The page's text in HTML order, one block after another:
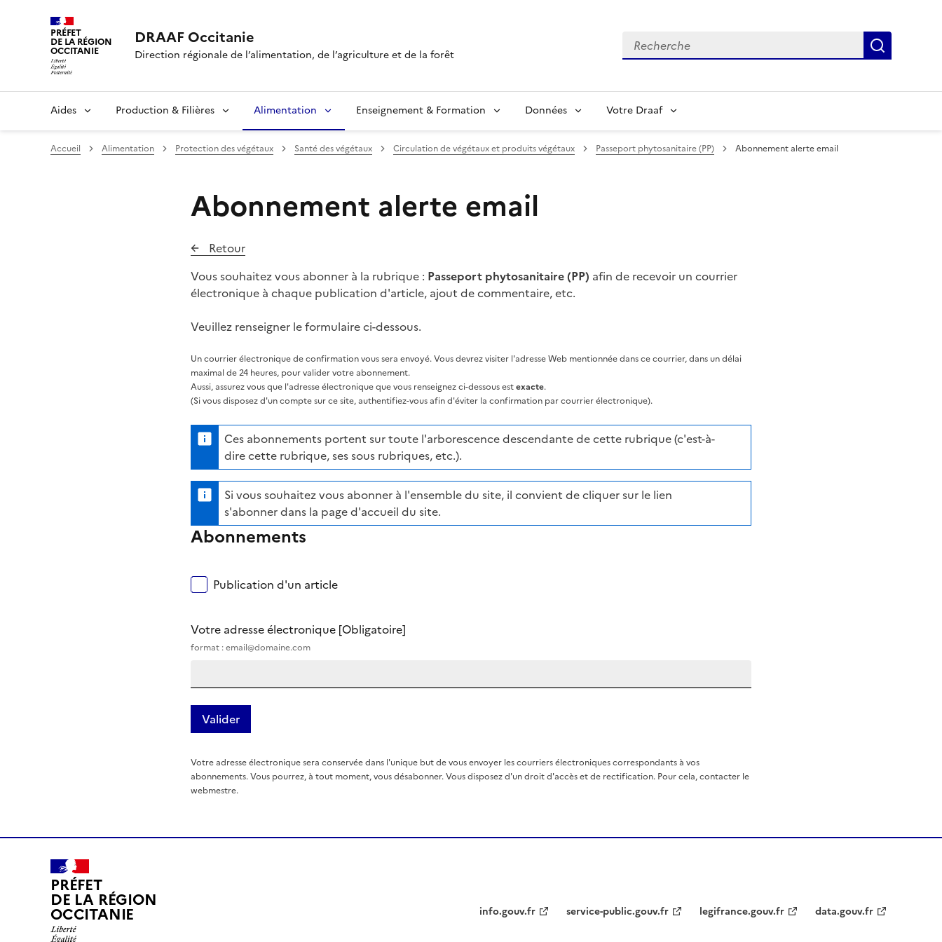
PRÉFET
DE LA RÉGION
OCCITANIE
DRAAF Occitanie
Direction régionale de l’alimentation, de l’agriculture et de la forêt
Recherche
Aides Production & Filières Alimentation Enseignement & Formation Données Votre Draaf
Accueil Alimentation Protection des végétaux Santé des végétaux Circulation de végétaux et produits végétaux Passeport phytosanitaire (PP) Abonnement alerte email
Abonnement alerte email
Retour
Vous souhaitez vous abonner à la rubrique : Passeport phytosanitaire (PP) afin de recevoir un courrier
électronique à chaque publication d'article, ajout de commentaire, etc.
Veuillez renseigner le formulaire ci-dessous.
Un courrier électronique de confirmation vous sera envoyé. Vous devrez visiter l'adresse Web mentionnée dans ce courrier, dans un délai
maximal de 24 heures, pour valider votre abonnement.
Aussi, assurez vous que l'adresse électronique que vous renseignez ci-dessous estexacte.
(Si vous disposez d'un compte sur ce site, authentifiez-vous afin d'éviter la confirmation par courrier électronique).
Ces abonnements portent sur toute l'arborescence descendante de cette rubrique (c'est-à-
dire cette rubrique, ses sous rubriques, etc.).
Si vous souhaitez vous abonner à l'ensemble du site, il convient de cliquer sur le lien
s'abonner dans la page d'accueil du site.
Abonnements
Publication d'un article
Votre adresse électronique [Obligatoire]
format : email@domaine.com
Votre adresse électronique sera conservée dans l'unique but de vous envoyer les courriers électroniques correspondants à vos
abonnements. Vous pourrez, à tout moment, vous désabonner. Vous disposez d'un droit d'accès et de rectification. Pour cela, contacter le
webmestre.
PRÉFET
DE LA RÉGION
OCCITANIE info.gouv.fr service-public.gouv.fr legifrance.gouv.fr data.gouv.fr